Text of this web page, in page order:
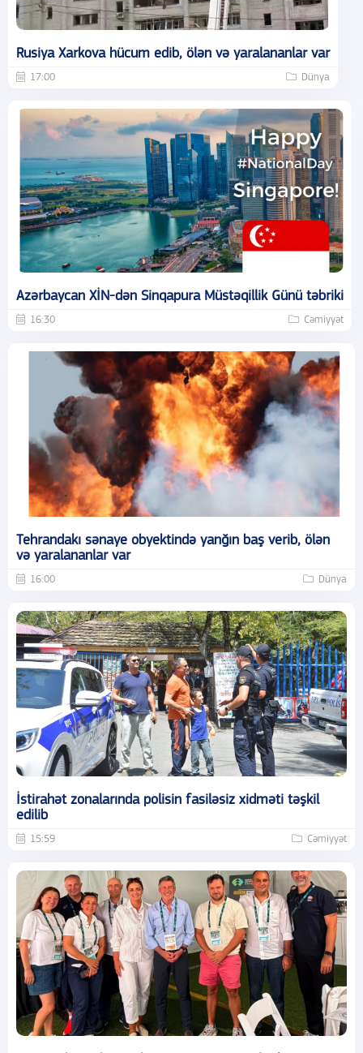
Rusiya Xarkova hücum edib, ölən və yaralananlar var
17:00 Dünya
Azərbaycan XİN-dən Sinqapura Müstəqillik Günü təbriki
16:30 Cəmiyyət
Tehrandakı sənaye obyektində yanğın baş verib, ölən
və yaralananlar var
16:00 Dünya
İstirahət zonalarında polisin fasiləsiz xidməti təşkil
edilib
15:59 Cəmiyyət